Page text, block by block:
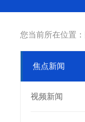
您当前所在位置：
焦点新闻
视频新闻